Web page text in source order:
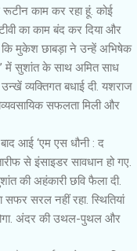
रूटीन काम कर रहा हूं. कोई
का काम बंद कर दिया और
कि मुकेश छाबड़ा ने उन्हें अभिषेक
में सुशांत के साथ अमित साध
व्यक्तिगत बधाई दी. यशराज
सफलता मिली और
आई ‘एम एस धौनी : द
से इंसाइडर सावधान हो गए.
की अहंकारी छवि फैला दी.
सरल नहीं रहा. स्थितियां
अंदर की उथल-पुथल और